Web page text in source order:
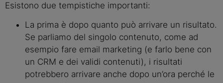
Esistono due tempistiche importanti:
La prima è dopo quanto può arrivare un risultato.
Se parliamo del singolo contenuto, come ad
esempio fare email marketing (e farlo bene con
un CRM e dei validi contenuti), i risultati
potrebbero arrivare anche dopo un’ora perché le